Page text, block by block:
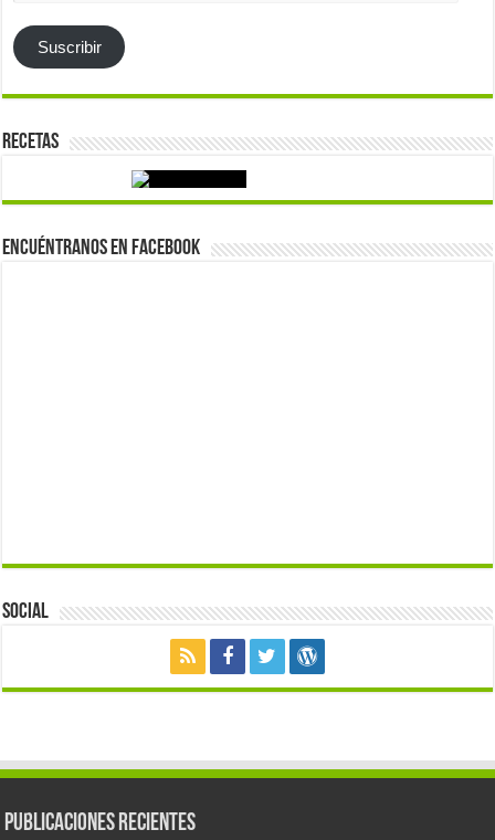
Suscribir
Recetas
Encuéntranos en Facebook
Social
Publicaciones Recientes